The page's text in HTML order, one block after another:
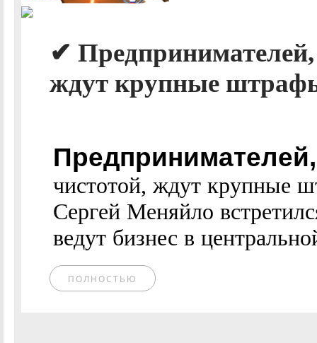
✔ Предпринимателей,
ждут крупные
чистотой, ждут крупные
Сергей Меняйло
ведут бизнес в
ПОЛНОСТЬЮ